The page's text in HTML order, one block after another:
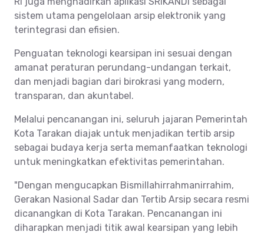
sistem utama pengelolaan arsip elektronik yang
terintegrasi dan efisien.
Penguatan teknologi kearsipan ini sesuai dengan
amanat peraturan perundang-undangan terkait,
dan menjadi bagian dari birokrasi yang modern,
transparan, dan akuntabel.
Melalui pencanangan ini, seluruh jajaran Pemerintah
Kota Tarakan diajak untuk menjadikan tertib arsip
sebagai budaya kerja serta memanfaatkan teknologi
untuk meningkatkan efektivitas pemerintahan.
"Dengan mengucapkan Bismillahirrahmanirrahim,
Gerakan Nasional Sadar dan Tertib Arsip secara resmi
dicanangkan di Kota Tarakan. Pencanangan ini
diharapkan menjadi titik awal kearsipan yang lebih